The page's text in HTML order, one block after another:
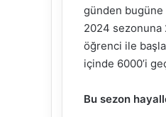
günden bugüne
2024 sezonuna
öğrenci ile
içinde 6000’i
Bu sezon